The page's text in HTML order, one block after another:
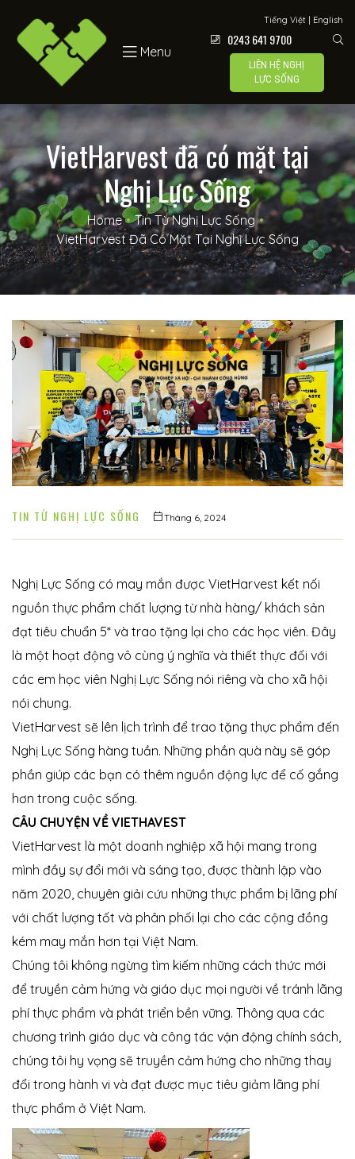
Menu
Tiếng Việt| English
0243 641 9700
LIÊN HỆ NGHỊ
LỰC SỐNG
VietHarvest đã có mặt tại
Nghị Lực Sống
Home • Tin Từ Nghị Lực Sống •
VietHarvest Đã Có Mặt Tại Nghị Lực Sống
TIN TỪ NGHỊ LỰC SỐNG Tháng 6, 2024
Nghị Lực Sống có may mắn được VietHarvest kết nối
nguồn thực phẩm chất lượng từ nhà hàng/ khách sản
đạt tiêu chuẩn 5* và trao tặng lại cho các học viên. Đây
là một hoạt động vô cùng ý nghĩa và thiết thực đối với
các em học viên Nghị Lực Sống nói riêng và cho xã hội
nói chung.
VietHarvest sẽ lên lịch trình để trao tặng thực phẩm đến
Nghị Lực Sống hàng tuần. Những phần quà này sẽ góp
phần giúp các bạn có thêm nguồn động lực để cố gắng
hơn trong cuộc sống.
CÂU CHUYỆN VỀ VIETHAVEST
VietHarvest là một doanh nghiệp xã hội mang trong
mình đầy sự đổi mới và sáng tạo, được thành lập vào
năm 2020, chuyên giải cứu những thực phẩm bị lãng phí
với chất lượng tốt và phân phối lại cho các cộng đồng
kém may mắn hơn tại Việt Nam.
Chúng tôi không ngừng tìm kiếm những cách thức mới
để truyền cảm hứng và giáo dục mọi người về tránh lãng
phí thực phẩm và phát triển bền vững. Thông qua các
chương trình giáo dục và công tác vận động chính sách,
chúng tôi hy vọng sẽ truyền cảm hứng cho những thay
đổi trong hành vi và đạt được mục tiêu giảm lãng phí
thực phẩm ở Việt Nam.
Sống